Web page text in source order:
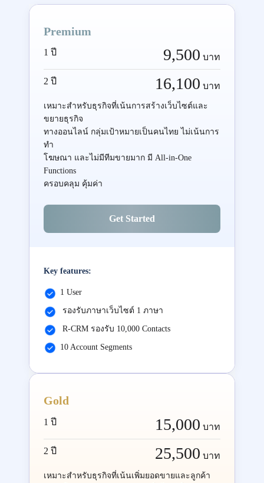
Premium
1 ปี 9,500 บาท
2 ปี 16,100 บาท
เหมาะสำหรับธุรกิจที่เน้นการสร้างเว็บไซต์และ
ขยายธุรกิจ
ทางออนไลน์ กลุ่มเป้าหมายเป็นคนไทย ไม่เน้นการ
ทำ
โฆษณา และไม่มีทีมขายมาก มี All-in-One
Functions
ครอบคลุม คุ้มค่า
Get Started
Key features:
1 User
รองรับภาษาเว็บไซต์ 1 ภาษา
R-CRM รองรับ 10,000 Contacts
10 Account Segments
Gold
1 ปี 15,000 บาท
2 ปี 25,500 บาท
เหมาะสำหรับธุรกิจที่เน้นเพิ่มยอดขายและลูกค้า